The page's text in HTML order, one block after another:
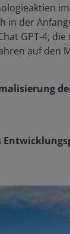
der
GPT-4,
auf den